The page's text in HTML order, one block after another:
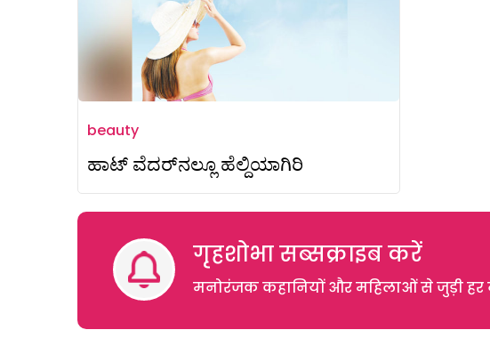
beauty
ಹಾಟ್‌ ವೆದರ್‌ನಲ್ಲೂ ಹೆಲ್ದಿಯಾಗಿರಿ
गृहशोभा सब्सक्राइब करें
मनोरंजक कहानियों और महिलाओं से जुड़ी हर